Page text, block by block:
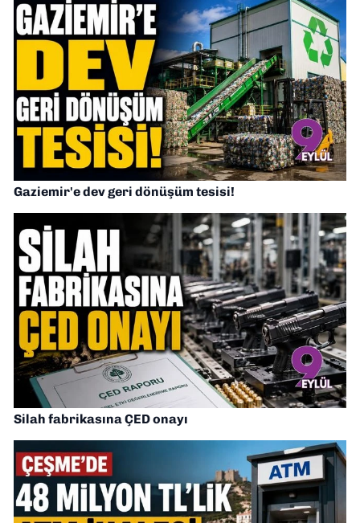
Gaziemir'e dev geri dönüşüm tesisi!
Silah fabrikasına ÇED onayı